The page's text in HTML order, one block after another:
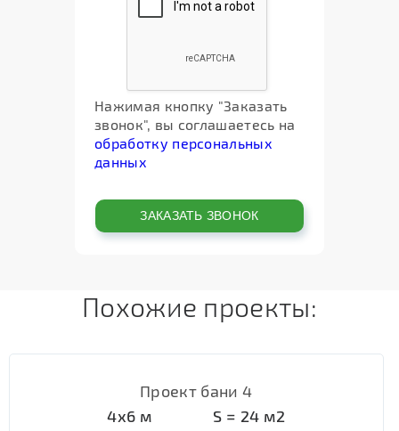
Нажимая кнопку "Заказать
звонок", вы соглашаетесь на
обработку персональных
данных
Похожие проекты:
Проект бани 4
4х6 м S = 24 м2